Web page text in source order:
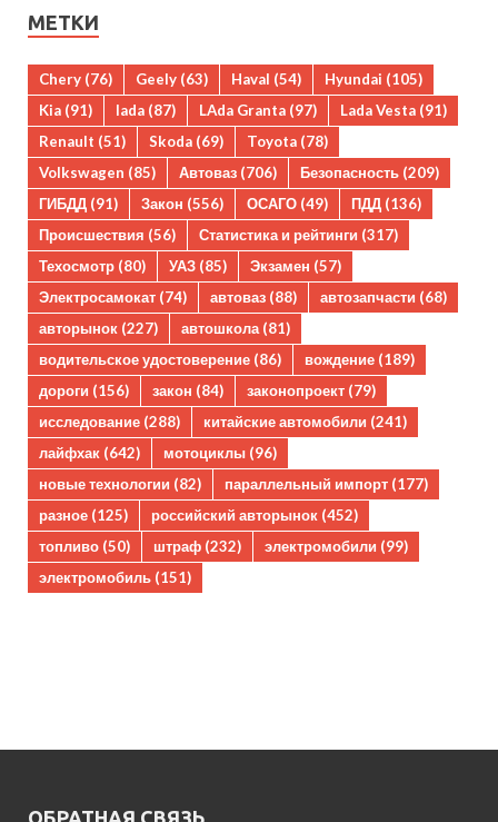
МЕТКИ
Chery (76) Geely (63) Haval (54) Hyundai (105)
Kia (91) lada (87) LAda Granta (97) Lada Vesta (91)
Renault (51) Skoda (69) Toyota (78)
Volkswagen (85) Автоваз (706) Безопасность (209)
ГИБДД (91) Закон (556) ОСАГО (49) ПДД (136)
Происшествия (56) Статистика и рейтинги (317)
Техосмотр (80) УАЗ (85) Экзамен (57)
Электросамокат (74) автоваз (88) автозапчасти (68)
авторынок (227) автошкола(81)
водительское удостоверение (86) вождение (189)
дороги (156) закон (84) законопроект (79)
исследование (288) китайские автомобили (241)
лайфхак (642) мотоциклы (96)
новые технологии (82) параллельный импорт (177)
разное (125) российский авторынок (452)
топливо (50) штраф (232) электромобили (99)
электромобиль (151)